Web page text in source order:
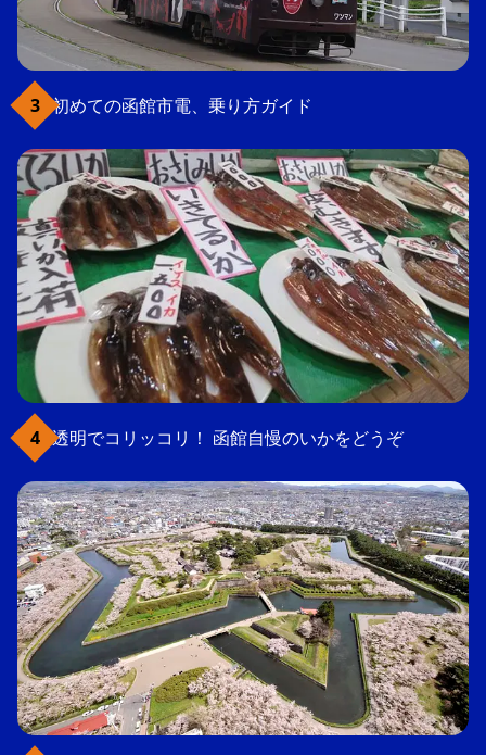
初めての函館市電、乗り方ガイド
透明でコリッコリ！ 函館自慢のいかをどうぞ